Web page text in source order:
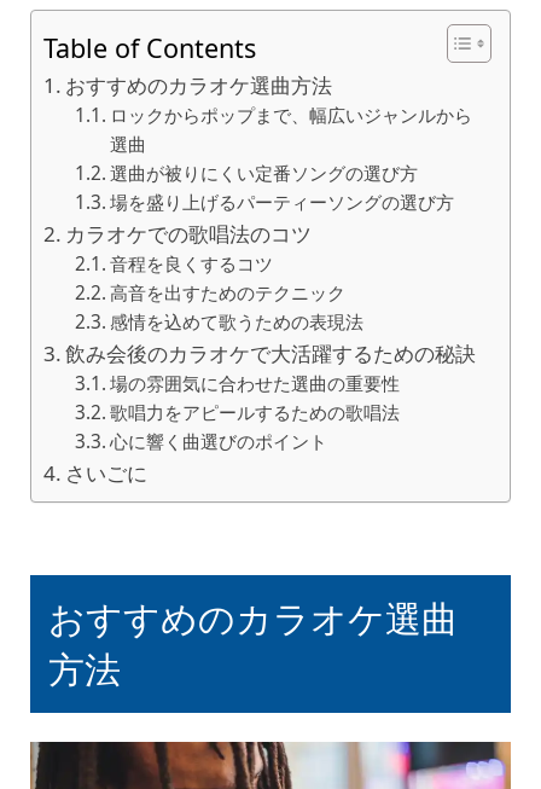
Table of Contents
おすすめのカラオケ選曲方法
ロックからポップまで、幅広いジャンルから
選曲
選曲が被りにくい定番ソングの選び方
場を盛り上げるパーティーソングの選び方
カラオケでの歌唱法のコツ
音程を良くするコツ
高音を出すためのテクニック
感情を込めて歌うための表現法
飲み会後のカラオケで大活躍するための秘訣
場の雰囲気に合わせた選曲の重要性
歌唱力をアピールするための歌唱法
心に響く曲選びのポイント
さいごに
おすすめのカラオケ選曲
方法